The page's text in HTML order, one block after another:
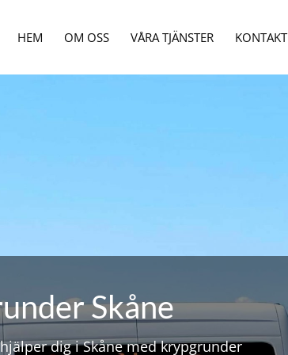
HEM OM OSS VÅRA TJÄNSTER KONTAKT
Skåne
dig i Skåne med krypgrunder